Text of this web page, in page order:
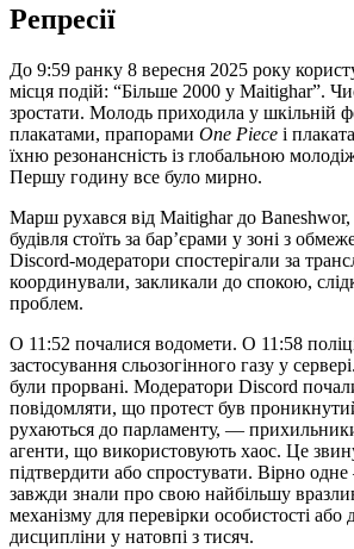
Репресії
До 9:59 ранку 8 вересня 2025 року
місця подій: “Більше 2000 у Maitighar”.
зростати. Молодь приходила у шкільній
плакатами, прапорами One Piece і
їхню резонансність із глобальною
Першу годину все було мирно.
Марш рухався від Maitighar до Baneshwor,
будівля стоїть за бар’єрами у зоні з
Discord-модератори спостерігали за
координували, закликали до спокою,
проблем.
О 11:52 почалися водомети. О 11:58
застосування сльозогінного газу у
були прорвані. Модератори Discord
повідомляти, що протест був
рухаються до парламенту, — прихильники
агенти, що використовують хаос. Це
підтвердити або спростувати. Вірно
завжди знали про свою найбільшу
механізму для перевірки особистості або
дисципліни у натовпі з тисяч.